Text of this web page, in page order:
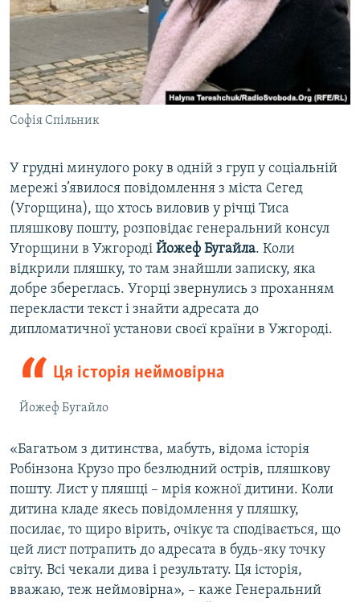
Софія Спільник
У грудні минулого року в одній з груп у соціальній
мережі з’явилося повідомлення з міста Сегед
(Угорщина), що хтось виловив у річці Тиса
пляшкову пошту, розповідає генеральний консул
Угорщини в Ужгороді Йожеф Бугайла. Коли
відкрили пляшку, то там знайшли записку, яка
добре збереглась. Угорці звернулись з проханням
перекласти текст і знайти адресата до
дипломатичної установи своєї країни в Ужгороді.
Ця історія неймовірна
Йожеф Бугайло
«Багатьом з дитинства, мабуть, відома історія
Робінзона Крузо про безлюдний острів, пляшкову
пошту. Лист у пляшці – мрія кожної дитини. Коли
дитина кладе якесь повідомлення у пляшку,
посилає, то щиро вірить, очікує та сподівається, що
цей лист потрапить до адресата в будь-яку точку
світу. Всі чекали дива і результату. Ця історія,
вважаю, теж неймовірна», – каже Генеральний